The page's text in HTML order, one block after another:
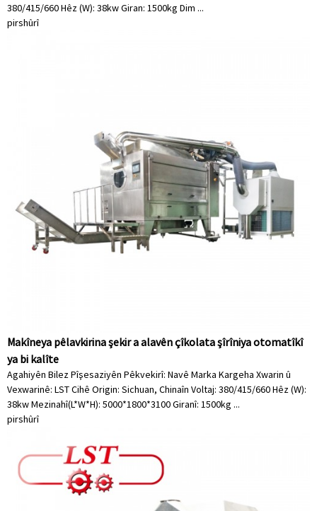
380/415/660 Hêz (W): 38kw Giran: 1500kg Dim ...
pirshûrî
Makîneya pêlavkirina şekir a alavên çîkolata şîrîniya otomatîkî
ya bi kalîte
Agahiyên Bilez Pîşesaziyên Pêkvekirî: Navê Marka Kargeha Xwarin û
Vexwarinê: LST Cihê Origin: Sichuan, Chinaîn Voltaj: 380/415/660 Hêz (W):
38kw Mezinahî(L*W*H): 5000*1800*3100 Giranî: 1500kg ...
pirshûrî